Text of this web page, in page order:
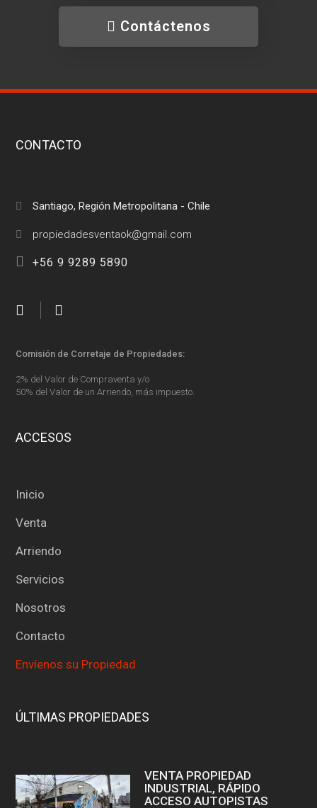
Contáctenos
CONTACTO
Santiago, Región Metropolitana - Chile
+56 9 9289 5890
Comisión de Corretaje de Propiedades:
2% del Valor de Compraventa y/o
50% del Valor de un Arriendo, más impuesto.
ACCESOS
Inicio
Venta
Arriendo
Servicios
Nosotros
Contacto
Envíenos su Propiedad
ÚLTIMAS PROPIEDADES
VENTA PROPIEDAD
INDUSTRIAL, RÁPIDO
ACCESO AUTOPISTAS